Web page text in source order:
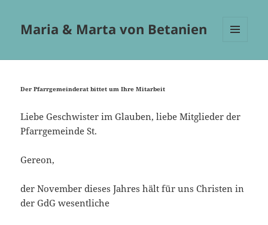
Maria & Marta von Betanien
Der Pfarrgemeinderat bittet um Ihre Mitarbeit
Liebe Geschwister im Glauben, liebe Mitglieder der
Pfarrgemeinde St.
Gereon,
der November dieses Jahres hält für uns Christen in
der GdG wesentliche